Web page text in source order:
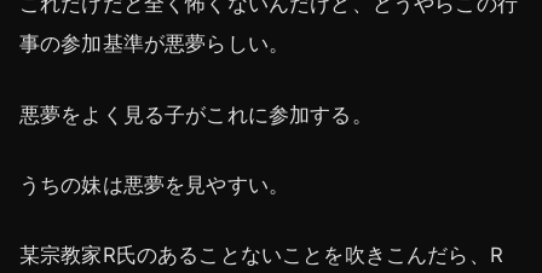
事の参加基準が悪夢らしい。
悪夢をよく見る子がこれに参加する。
うちの妹は悪夢を見やすい。
某宗教家R氏のあることないことを吹きこんだら、R